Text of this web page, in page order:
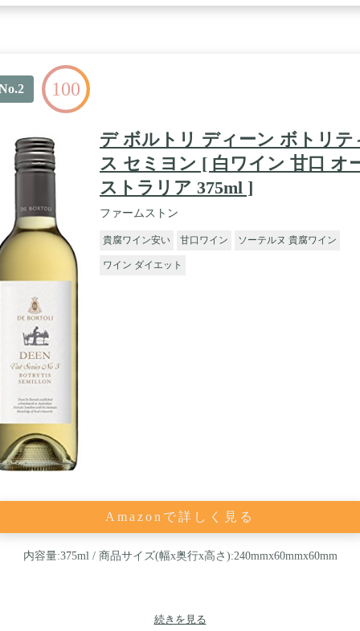
100
デ ボルトリ ディーン ボトリテ
ス セミヨン [ 白ワイン 甘口 オ
ストラリア 375ml ]
ファームストン
貴腐ワイン安い 甘口ワイン ソーテルヌ 貴腐ワイン
ワイン ダイエット
Amazonで詳しく見る
内容量:375ml / 商品サイズ(幅x奥行x高さ):240mmx60mmx60mm
続きを見る